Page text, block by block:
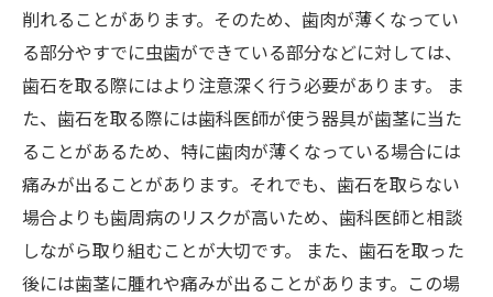
削れることがあります。そのため、歯肉が薄くなってい
る部分やすでに虫歯ができている部分などに対しては、
歯石を取る際にはより注意深く行う必要があります。 ま
た、歯石を取る際には歯科医師が使う器具が歯茎に当た
ることがあるため、特に歯肉が薄くなっている場合には
痛みが出ることがあります。それでも、歯石を取らない
場合よりも歯周病のリスクが高いため、歯科医師と相談
しながら取り組むことが大切です。 また、歯石を取った
後には歯茎に腫れや痛みが出ることがあります。この場